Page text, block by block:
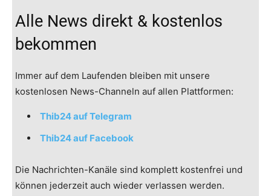
Alle News direkt & kostenlos
bekommen
Immer auf dem Laufenden bleiben mit unsere
kostenlosen News-Channeln auf allen Plattformen:
Thib24 auf Telegram
Thib24 auf Facebook
Die Nachrichten-Kanäle sind komplett kostenfrei und
können jederzeit auch wieder verlassen werden.